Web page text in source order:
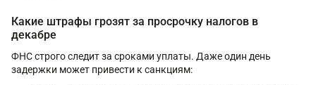
Какие штрафы грозят за просрочку налогов в
декабре
ФНС строго следит за сроками уплаты. Даже один день
задержки может привести к санкциям: